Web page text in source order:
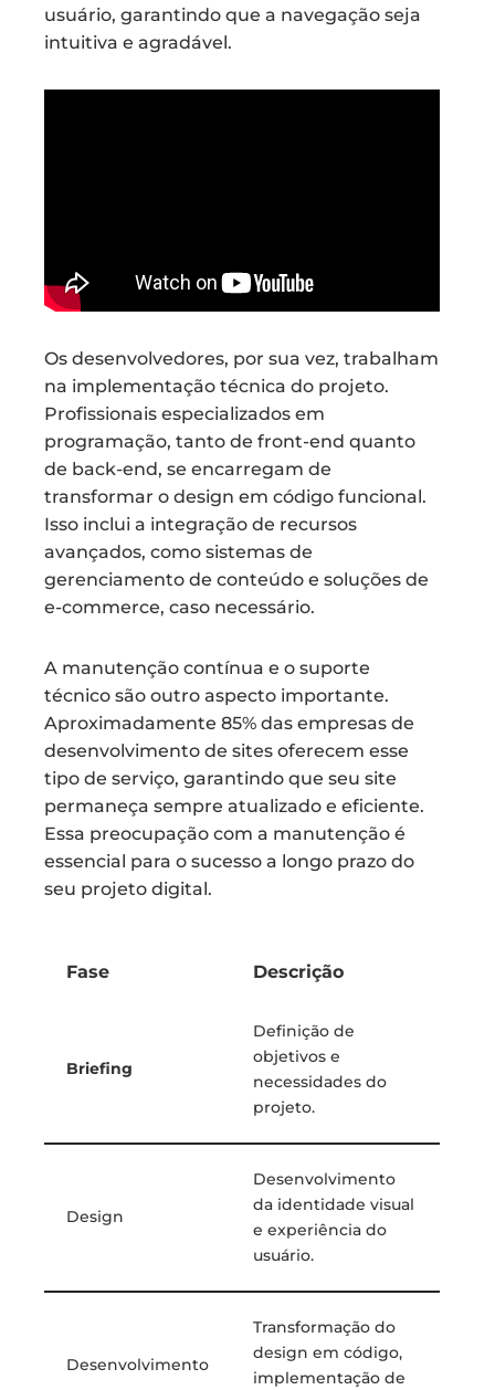
usuário, garantindo que a navegação seja
intuitiva e agradável.
Os desenvolvedores, por sua vez, trabalham
na implementação técnica do projeto.
Profissionais especializados em
programação, tanto de front-end quanto
de back-end, se encarregam de
transformar o design em código funcional.
Isso inclui a integração de recursos
avançados, como sistemas de
gerenciamento de conteúdo e soluções de
e-commerce, caso necessário.
A manutenção contínua e o suporte
técnico são outro aspecto importante.
Aproximadamente 85% das empresas de
desenvolvimento de sites oferecem esse
tipo de serviço, garantindo que seu site
permaneça sempre atualizado e eficiente.
Essa preocupação com a manutenção é
essencial para o sucesso a longo prazo do
seu projeto digital.
Fase Descrição
Briefing
Definição de
objetivos e
necessidades do
projeto.
Design
Desenvolvimento
da identidade visual
e experiência do
usuário.
Desenvolvimento
Transformação do
design em código,
implementação de